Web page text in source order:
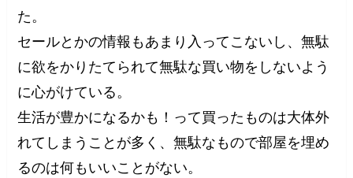
た。
セールとかの情報もあまり入ってこないし、無駄
に欲をかりたてられて無駄な買い物をしないよう
に心がけている。
生活が豊かになるかも！って買ったものは大体外
れてしまうことが多く、無駄なもので部屋を埋め
るのは何もいいことがない。